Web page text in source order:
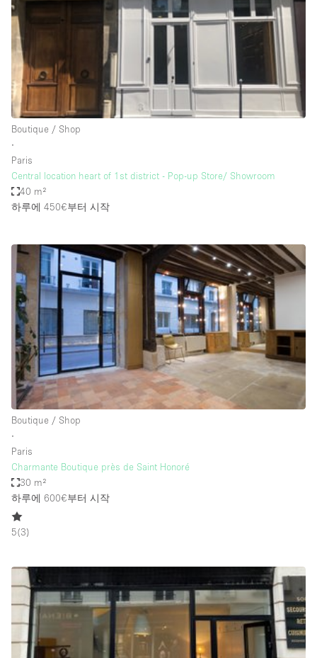
Container
Event Space
Fair / Festival
Hall
Mansion / House
Meeting Space
Other
Photo / Filming Studio
Restaurant / Bar / Cafe
Rooftop
Shop Share
Stall / Market Stall
Warehouse
공간 기능
Air Conditioning
Animals Friendly
Bar
Bathroom
Boutique / Shop
∙
Paris
Central location heart of 1st district - Pop-up Store/ Showroom
40 m²
하루에 450€부터 시작
Boutique / Shop
∙
Paris
Charmante Boutique près de Saint Honoré
30 m²
하루에 600€부터 시작
5(3)